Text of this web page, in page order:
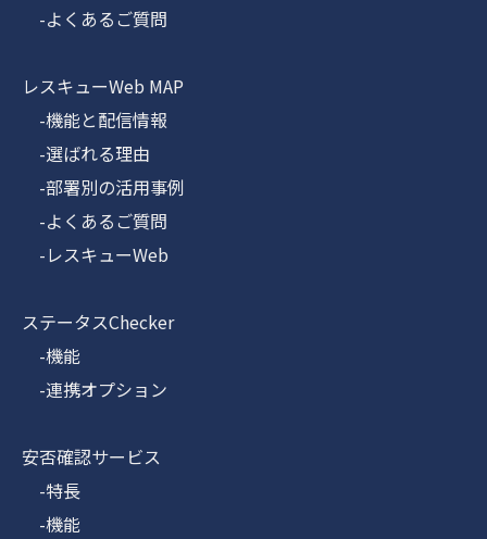
-よくあるご質問
レスキューWeb MAP
-機能と配信情報
-選ばれる理由
-部署別の活用事例
-よくあるご質問
-レスキューWeb
ステータスChecker
-機能
-連携オプション
安否確認サービス
-特長
-機能